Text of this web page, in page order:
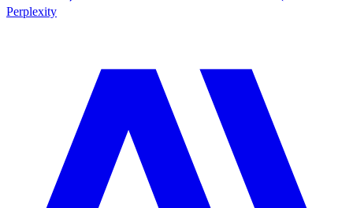
Perplexity